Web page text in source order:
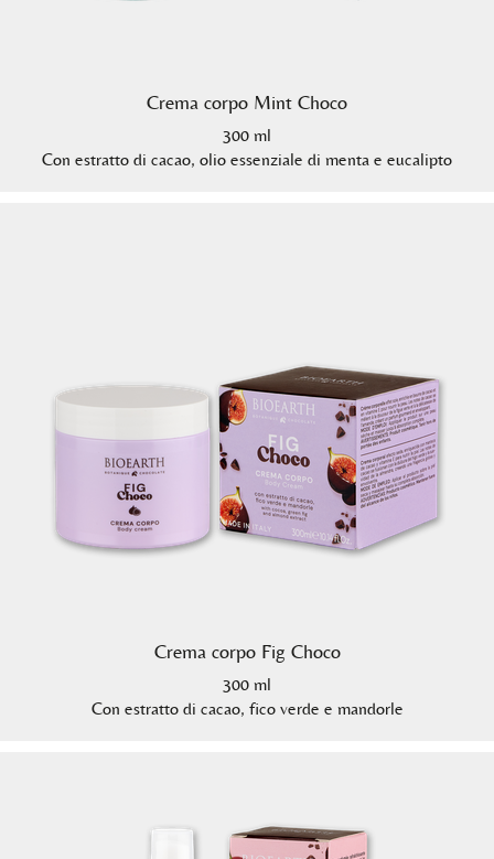
Crema corpo Mint Choco
300 ml
Con estratto di cacao, olio essenziale di menta e eucalipto
Crema corpo Fig Choco
300 ml
Con estratto di cacao, fico verde e mandorle